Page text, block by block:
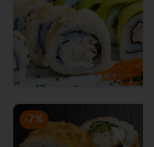
-7%